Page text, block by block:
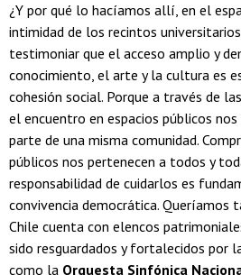
¿Y por qué lo hacíamos allí, en el
intimidad de los recintos
testimoniar que el acceso amplio y
conocimiento, el arte y la cultura es
cohesión social. Porque a través de
el encuentro en espacios públicos
parte de una misma comunidad.
públicos nos pertenecen a todos y
responsabilidad de cuidarlos es
convivencia democrática. Queríamos
Chile cuenta con elencos
sido resguardados y fortalecidos por
como la Orquesta Sinfónica